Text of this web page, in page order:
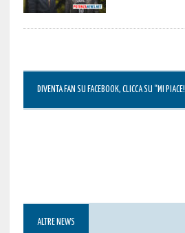
DIVENTA FAN SU FACEBOOK, CLICCA SU “MI PIACE!”
ALTRE NEWS